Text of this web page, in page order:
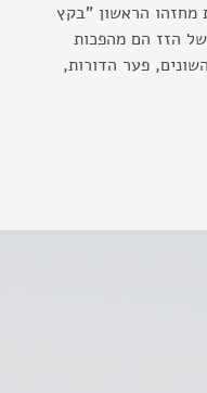
ב - 1933 פרסם את מחזהו הראשון "בקץ
של הזז הם מהפכות
פער הדורות,